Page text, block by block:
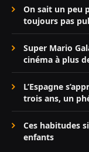
On sait un peu
toujours pas
Super Mario
cinéma à plus
L’Espagne
trois ans, un
Ces habitudes
enfants